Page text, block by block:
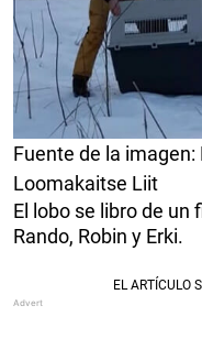
Fuente de la
Loomakaitse Liit
El lobo se libro de un
Rando, Robin y Erki.